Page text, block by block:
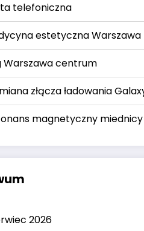
telefoniczna
estetyczna Warszawa
Warszawa centrum
złącza ładowania
magnetyczny miednicy
2026